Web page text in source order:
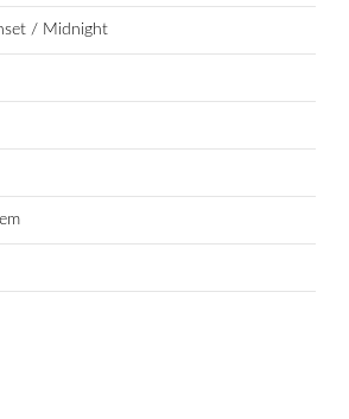
/ Midnight